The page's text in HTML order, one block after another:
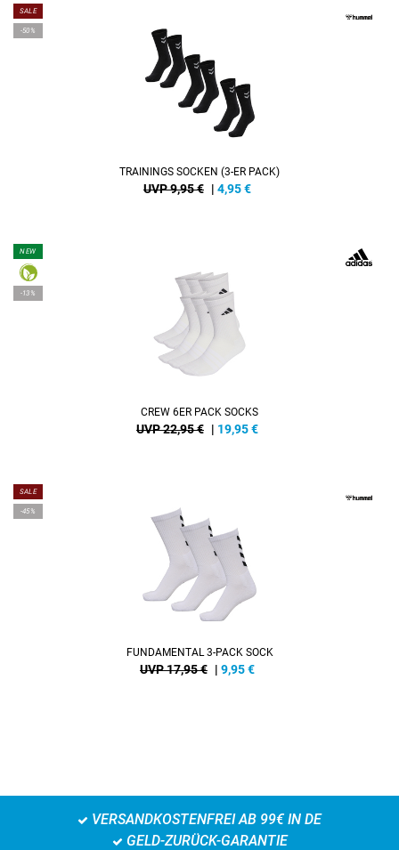
SALE
-50%
TRAININGS SOCKEN (3-ER PACK)
UVP 9,95 € | 4,95€
NEW
-13%
CREW 6ER PACK SOCKS
UVP 22,95 € | 19,95€
SALE
-45%
FUNDAMENTAL 3-PACK SOCK
UVP 17,95 € | 9,95€
VERSANDKOSTENFREI AB 99€ IN DE
GELD-ZURÜCK-GARANTIE